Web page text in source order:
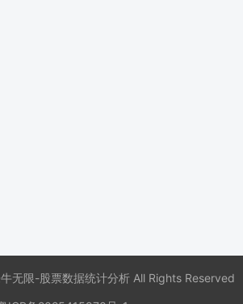
无限-股票数据统计分析 All Rights Reserved